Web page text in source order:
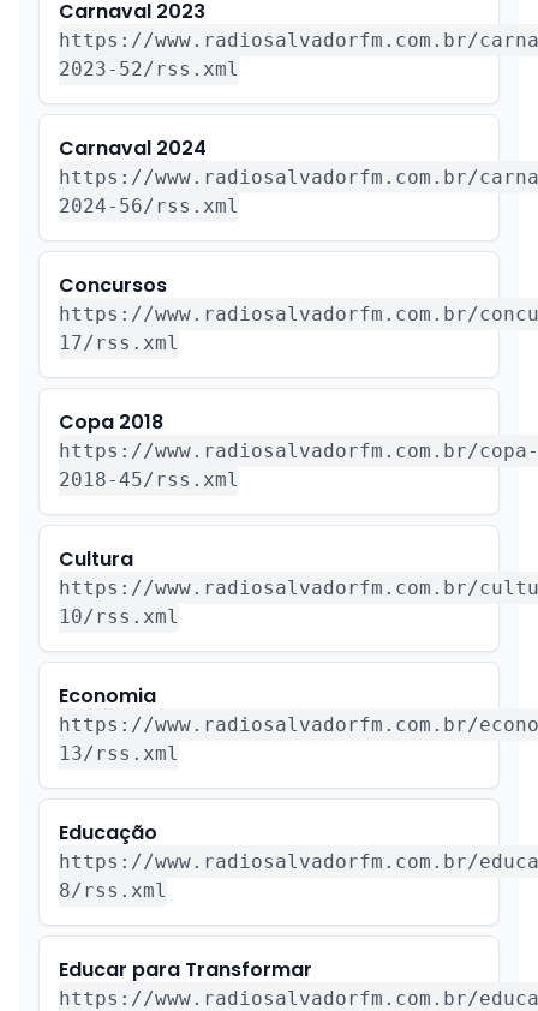
Carnaval 2023
https://www.radiosalvadorfm.com.br/
2023-52/rss.xml
Carnaval 2024
https://www.radiosalvadorfm.com.br/
2024-56/rss.xml
Concursos
https://www.radiosalvadorfm.com.br/
17/rss.xml
Copa 2018
https://www.radiosalvadorfm.com.br/copa-
2018-45/rss.xml
Cultura
https://www.radiosalvadorfm.com.br/
10/rss.xml
Economia
https://www.radiosalvadorfm.com.br/
13/rss.xml
Educação
https://www.radiosalvadorfm.com.br/
8/rss.xml
Educar para Transformar
https://www.radiosalvadorfm.com.br/